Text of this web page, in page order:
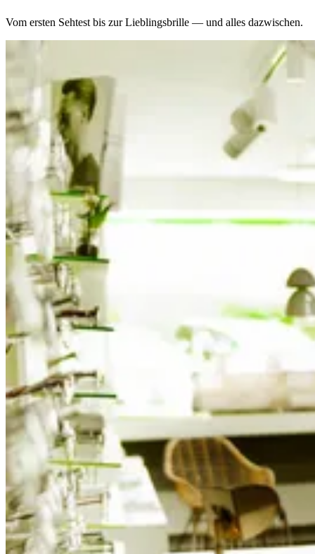
Vom ersten Sehtest bis zur Lieblingsbrille — und alles dazwischen.